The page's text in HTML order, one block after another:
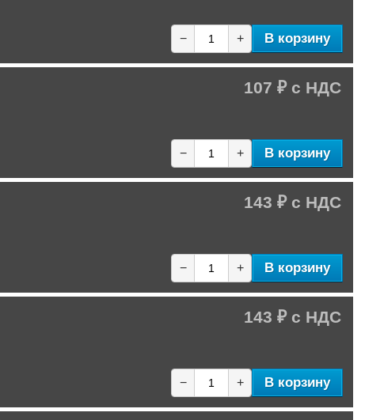
− + В корзину
107 ₽
− + В корзину
143 ₽
− + В корзину
143 ₽
− + В корзину